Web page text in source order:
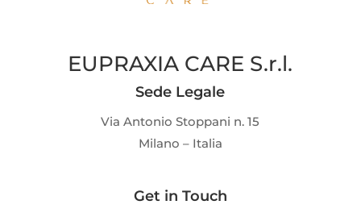
EUPRAXIA CARE S.r.l.
Sede Legale
Via Antonio Stoppani n. 15
Milano – Italia
Get in Touch